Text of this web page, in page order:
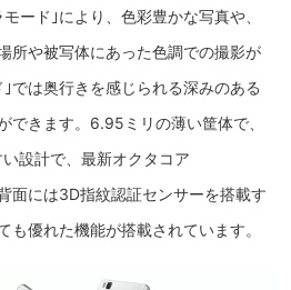
ード｣により、色彩豊かな写真や、
所や被写体にあった色調での撮影が
では奥行きを感じられる深みのある
できます。6.95ミリの薄い筐体で、
設計で、最新オクタコア
面には3D指紋認証センサーを搭載す
も優れた機能が搭載されています。